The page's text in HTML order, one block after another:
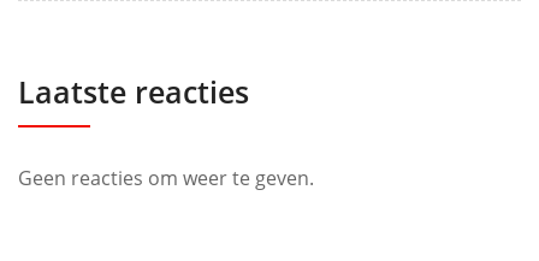
Laatste reacties
Geen reacties om weer te geven.